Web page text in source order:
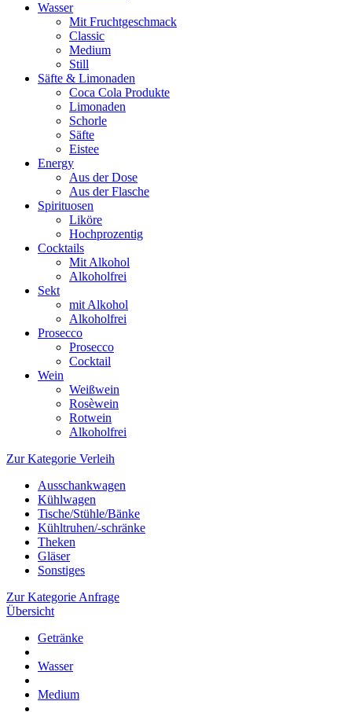
Wasser
Mit Fruchtgeschmack
Classic
Medium
Still
Säfte & Limonaden
Coca Cola Produkte
Limonaden
Schorle
Säfte
Eistee
Energy
Aus der Dose
Aus der Flasche
Spirituosen
Liköre
Hochprozentig
Cocktails
Mit Alkohol
Alkoholfrei
Sekt
mit Alkohol
Alkoholfrei
Prosecco
Prosecco
Cocktail
Wein
Weißwein
Rosèwein
Rotwein
Alkoholfrei
Zur Kategorie Verleih
Ausschankwagen
Kühlwagen
Tische/Stühle/Bänke
Kühltruhen/-schränke
Theken
Gläser
Sonstiges
Zur Kategorie Anfrage
Übersicht
Getränke
Wasser
Medium